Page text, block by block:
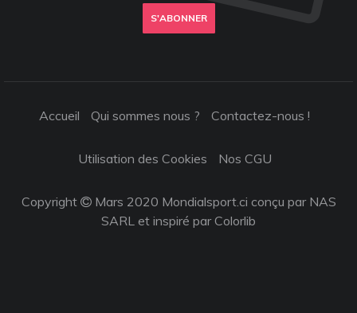
S'ABONNER
Accueil Qui sommes nous ? Contactez-nous !
Utilisation des Cookies Nos CGU
Copyright
Mars 2020 Mondialsport.ci conçu par NAS
SARL et inspiré parColorlib